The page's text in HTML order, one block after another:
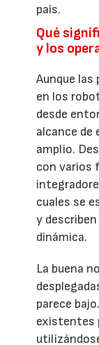
país.
Qué
y los
Aunque
en los
desde
alcance de
amplio.
con varios
cuales se
y
dinámica.
La buena
parece
existentes